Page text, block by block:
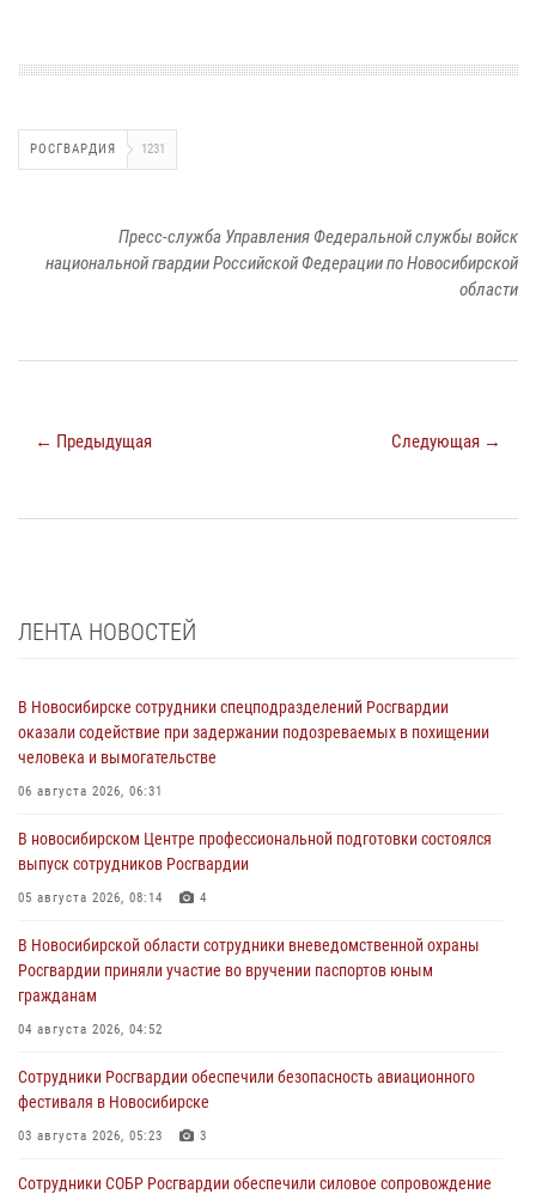
РОСГВАРДИЯ 1231
Пресс-служба Управления Федеральной службы войск
национальной гвардии Российской Федерации по Новосибирской
области
← Предыдущая Следующая →
ЛЕНТА НОВОСТЕЙ
В Новосибирске сотрудники спецподразделений Росгвардии
оказали содействие при задержании подозреваемых в похищении
человека и вымогательстве
06 августа 2026, 06:31
В новосибирском Центре профессиональной подготовки состоялся
выпуск сотрудников Росгвардии
05 августа 2026, 08:14 4
В Новосибирской области сотрудники вневедомственной охраны
Росгвардии приняли участие во вручении паспортов юным
гражданам
04 августа 2026, 04:52
Сотрудники Росгвардии обеспечили безопасность авиационного
фестиваля в Новосибирске
03 августа 2026, 05:23 3
Сотрудники СОБР Росгвардии обеспечили силовое сопровождение